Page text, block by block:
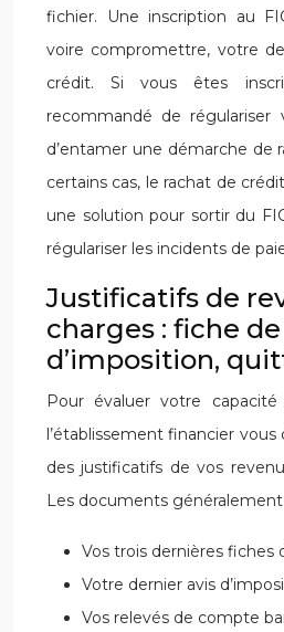
fichier. Une inscription au
voire compromettre, votre
crédit. Si vous êtes
recommandé de régulariser
d’entamer une démarche de
certains cas, le rachat de
une solution pour sortir du
régulariser les incidents de
Justificatifs de
charges : fiche
d’imposition,
Pour évaluer votre
l’établissement financier
des justificatifs de vos
Les documents
Vos trois dernières fiches
Votre dernier avis
Vos relevés de compte